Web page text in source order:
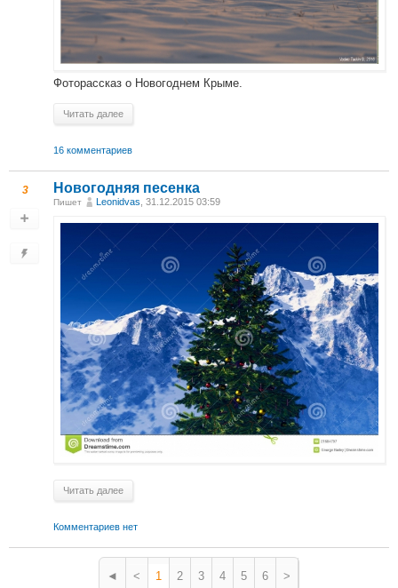
Фоторассказ о Новогоднем Крыме.
Читать далее
16 комментариев
3 Новогодняя песенка
Пишет Leonidvas , 31.12.2015 03:59
Читать далее
Комментариев нет
◄ < 1 2 3 4 5 6 >